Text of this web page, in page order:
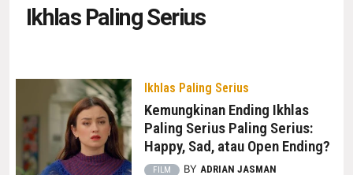
Ikhlas Paling Serius
Ikhlas Paling Serius
Kemungkinan Ending Ikhlas
Paling Serius Paling Serius:
Happy, Sad, atau Open Ending?
FILM BY ADRIAN JASMAN